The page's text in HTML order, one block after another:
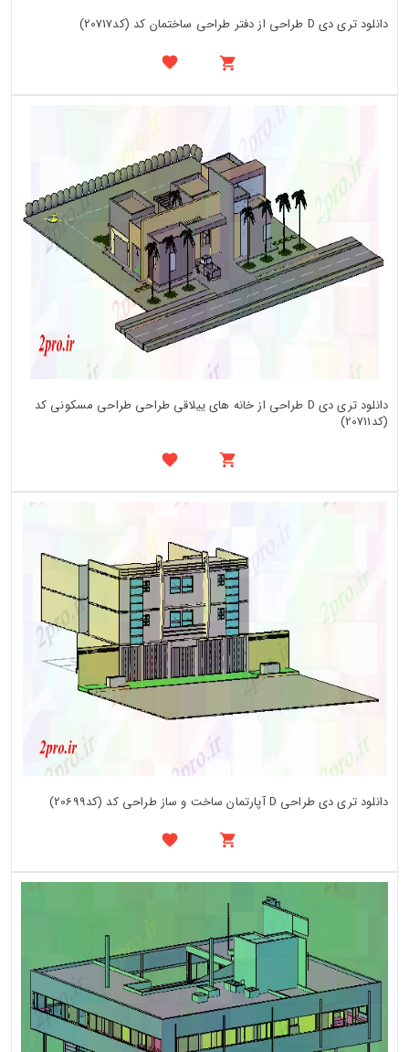
دانلود تری دی D طراحی از دفتر طراحی ساختمان کد (کد20717)
دانلود تری دی D طراحی از خانه های ییلاقی طراحی طراحی مسکونی کد
(کد20711)
دانلود تری دی طراحی D آپارتمان ساخت و ساز طراحی کد (کد20699)